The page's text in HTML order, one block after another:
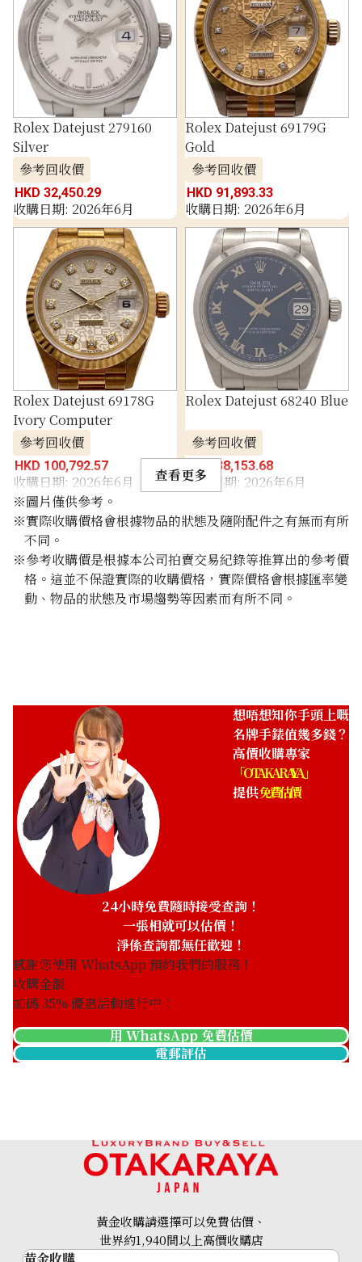
Rolex Datejust 279160
Silver
參考回收價
HKD 32,450.29
收購日期: 2026年6月
Rolex Datejust 69179G
Gold
參考回收價
HKD 91,893.33
收購日期: 2026年6月
Rolex Datejust 69178G
Ivory Computer
參考回收價
HKD 100,792.57
收購日期: 2026年6月
Rolex Datejust 68240 Blue
參考回收價
HKD 38,153.68
收購日期: 2026年6月
查看更多
※圖片僅供參考。
※實際收購價格會根據物品的狀態及隨附配件之有無而有所
不同。
※參考收購價是根據本公司拍賣交易紀錄等推算出的參考價
格。這並不保證實際的收購價格，實際價格會根據匯率變
動、物品的狀態及市場趨勢等因素而有所不同。
想唔想知你手頭上嘅
名牌手錶值幾多錢？
高價收購專家
「OTAKARAYA」
提供免費估價
24小時免費隨時接受查詢！
一張相就可以估價！
淨係查詢都無任歡迎！
感謝您使用 WhatsApp 預約我們的服務！
收購金額
加碼35% 優惠活動進行中！
用 WhatsApp 免費估價
電郵評估
黃金收購請選擇可以免費估價、
世界約1,940間以上高價收購店